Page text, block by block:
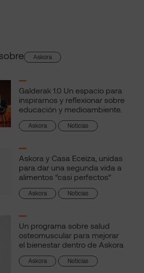
Askora
Galderak 1.0 Un espacio para
inspirarnos y reflexionar sobre
educación y medioambiente.
Askora Noticias
Askora y Casa Eceiza, unidas
para dar una segunda vida a
alimentos “casi perfectos”
Askora Noticias
Un programa sobre salud
osteomuscular para mejorar
el bienestar dentro de Askora
Askora Noticias